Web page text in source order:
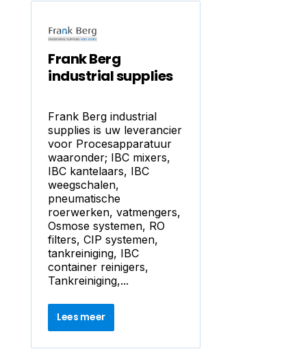
Frank Berg
industrial supplies
Frank Berg industrial
supplies is uw leverancier
voor Procesapparatuur
waaronder; IBC mixers,
IBC kantelaars, IBC
weegschalen,
pneumatische
roerwerken, vatmengers,
Osmose systemen, RO
filters, CIP systemen,
tankreiniging, IBC
container reinigers,
Tankreiniging,...
Lees meer